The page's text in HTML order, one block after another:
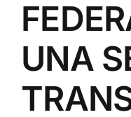
UNA